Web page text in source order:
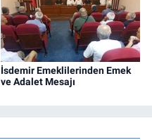
İsdemir Emeklilerinden Emek
ve Adalet Mesajı